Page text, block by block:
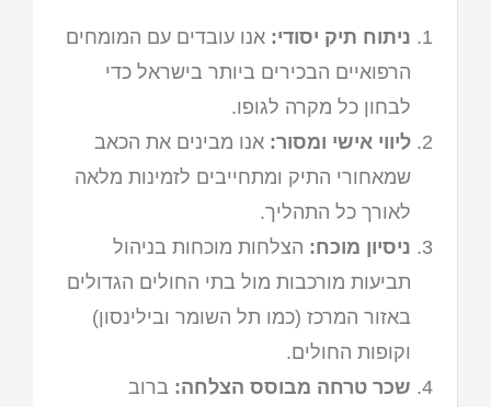
ניתוח תיק יסודי: אנו עובדים עם המומחים
הרפואיים הבכירים ביותר בישראל כדי
לבחון כל מקרה לגופו.
ליווי אישי ומסור: אנו מבינים את הכאב
שמאחורי התיק ומתחייבים לזמינות מלאה
לאורך כל התהליך.
ניסיון מוכח: הצלחות מוכחות בניהול
תביעות מורכבות מול בתי החולים הגדולים
באזור המרכז (כמו תל השומר ובילינסון)
וקופות החולים.
שכר טרחה מבוסס הצלחה: ברוב